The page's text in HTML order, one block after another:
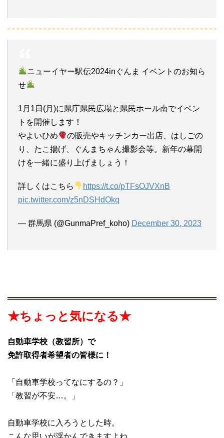
ニューイヤー駅伝2024inぐんま イベントのお知ら
せ
1月1日(月)に県庁県民広場と県民ホール南でイベン
トを開催します！
やよいひめ
の販売やキッチンカー出店、はしごの
り、たこ揚げ、ぐんまちゃん撮影会等。新年の幕開
けを一緒に盛り上げましょう！
詳しくはこちら
https://t.co/pTFsOJVXnB
pic.twitter.com/z5nDSHdOkq
— 群馬県 (@GunmaPref_koho) December 30, 2023
★ちょっと気になる★
自動車学校（教習所）で
免許取得者希望者の皆様に！
「自動車学校ってなにするの？」
「教習が不安…。」
自動車学校に入ろうとした時。
こんな思いが浮かんできますよね…。